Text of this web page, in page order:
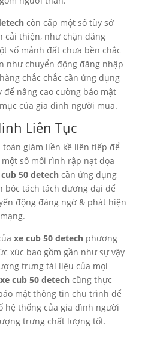
còn cấp một số tùy sở
cải thiện, như chặn đăng
số mảnh đất chưa bền chắc
như chuyển động đăng nhập
chắc chắc cần ứng dụng
để nâng cao cường bảo mật
của gia đình người mua.
Liên Tục
giám liền kề liên tiếp để
số mối rình rập nạt dọa
50 detechcần ứng dụng
bóc tách tách đương đại để
động đáng ngờ & phát hiện
xe cub 50 detechphương
xúc bao gồm gần như sự vậy
trưng tài liệu của mọi
xe cub 50 detechcũng thực
mật thông tin chu trình để
hệ thống của gia đình người
trưng chất lượng tốt.